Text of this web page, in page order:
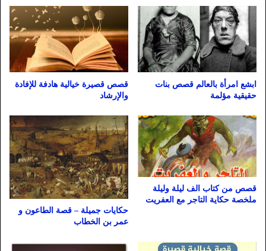
ابشع امرأة بالعالم قصص بنات
حقيقية مؤلمة
قصص قصيرة خيالية هادفة للإفادة
والإرشاد
قصص من كتاب الف ليلة وليلة
ملخصة حكاية التاجر مع العفريت
حكايات جميلة – قصة الطاعون و
عمر بن الخطاب